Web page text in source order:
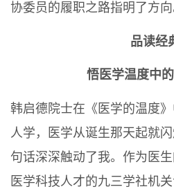
协委员的履职之路指明了方向
品读经
悟医学温度中
韩启德院士在《医学的温度
人学，医学从诞生那天起就
句话深深触动了我。作为医
医学科技人才的九三学社机